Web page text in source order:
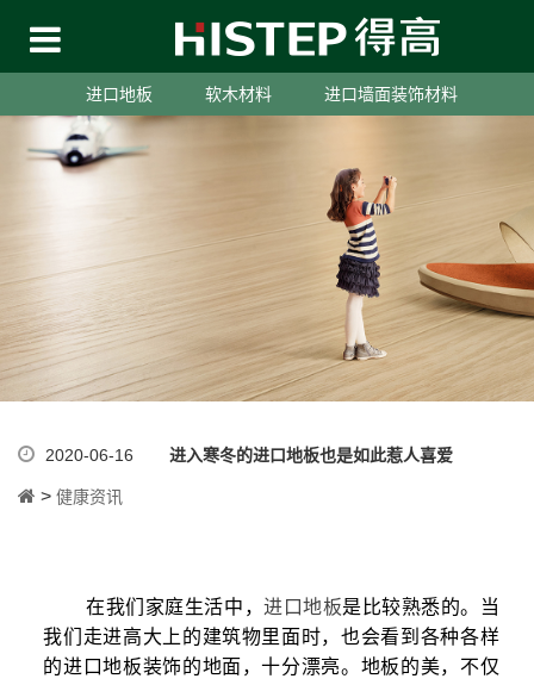
进口地板 软木材料 进口墙面装饰材料
2020-06-16 进入寒冬的进口地板也是如此惹人喜爱
> 健康资讯
在我们家庭生活中，进口地板是比较熟悉的。当
我们走进高大上的建筑物里面时，也会看到各种各样
的进口地板装饰的地面，十分漂亮。地板的美，不仅